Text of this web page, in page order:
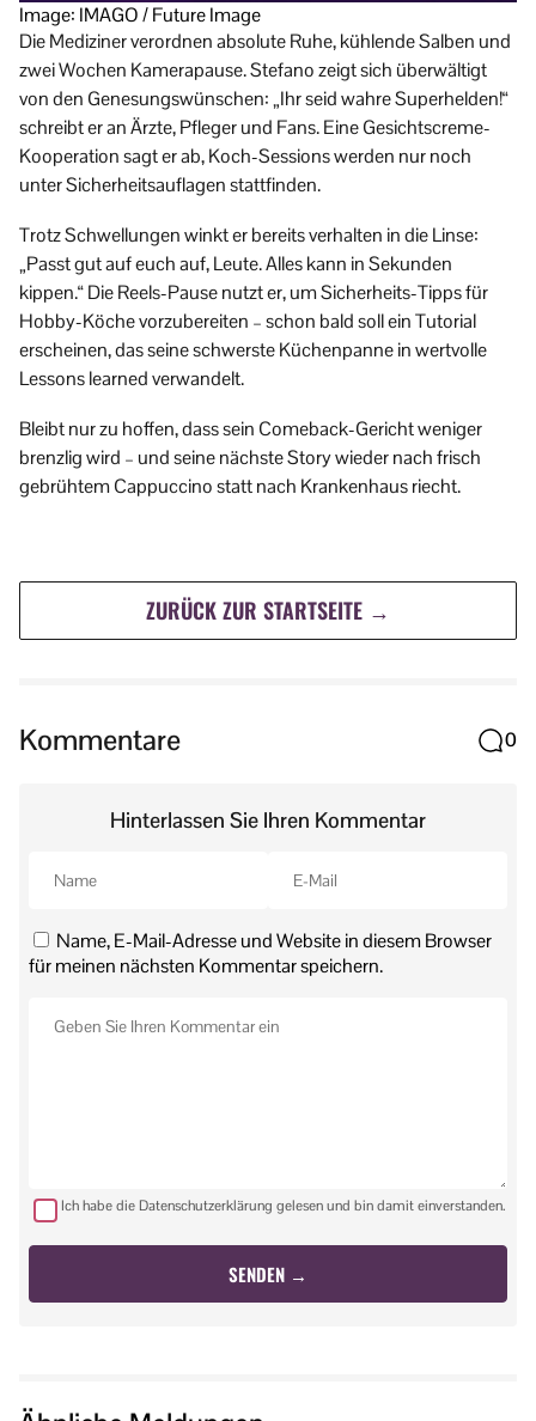
Image: IMAGO / Future Image
Die Mediziner verordnen absolute Ruhe, kühlende Salben und
zwei Wochen Kamerapause. Stefano zeigt sich überwältigt
von den Genesungswünschen: „Ihr seid wahre Superhelden!“
schreibt er an Ärzte, Pfleger und Fans. Eine Gesichtscreme-
Kooperation sagt er ab, Koch-Sessions werden nur noch
unter Sicherheitsauflagen stattfinden.
Trotz Schwellungen winkt er bereits verhalten in die Linse:
„Passt gut auf euch auf, Leute. Alles kann in Sekunden
kippen.“ Die Reels-Pause nutzt er, um Sicherheits-Tipps für
Hobby-Köche vorzubereiten – schon bald soll ein Tutorial
erscheinen, das seine schwerste Küchenpanne in wertvolle
Lessons learned verwandelt.
Bleibt nur zu hoffen, dass sein Comeback-Gericht weniger
brenzlig wird – und seine nächste Story wieder nach frisch
gebrühtem Cappuccino statt nach Krankenhaus riecht.
ZURÜCK ZUR STARTSEITE →
Kommentare 0
Hinterlassen Sie Ihren Kommentar
Name, E-Mail-Adresse und Website in diesem Browser
für meinen nächsten Kommentar speichern.
Ich habe die Datenschutzerklärung gelesen und bin damit einverstanden.